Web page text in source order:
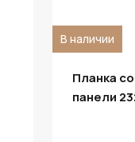
В наличии
Планка
панели